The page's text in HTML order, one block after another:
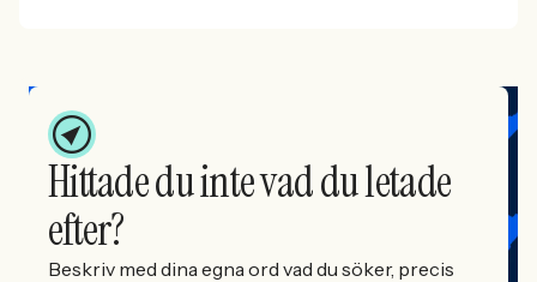
Hittade du inte vad du letade
efter?
Beskriv med dina egna ord vad du söker, precis